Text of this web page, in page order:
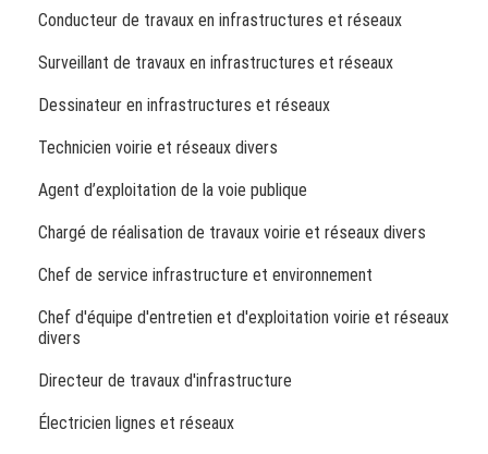
Conducteur de travaux en infrastructures et réseaux
Surveillant de travaux en infrastructures et réseaux
Dessinateur en infrastructures et réseaux
Technicien voirie et réseaux divers
Agent d’exploitation de la voie publique
Chargé de réalisation de travaux voirie et réseaux divers
Chef de service infrastructure et environnement
Chef d'équipe d'entretien et d'exploitation voirie et réseaux
divers
Directeur de travaux d'infrastructure
Électricien lignes et réseaux